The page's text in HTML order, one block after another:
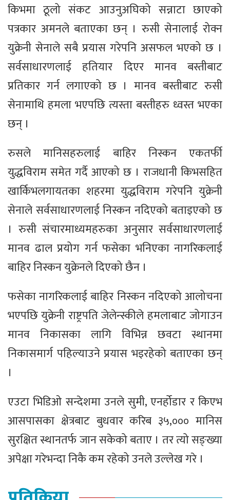
किभमा ठूलो संकट आउनुअघिको सन्नाटा छाएको
पत्रकार अमनले बताएका छन् । रुसी सेनालाई रोक्न
युक्रेनी सेनाले सबै प्रयास गरेपनि असफल भएको छ ।
सर्वसाधारणलाई हतियार दिएर मानव बस्तीबाट
प्रतिकार गर्न लगाएको छ । मानव बस्तीबाट रुसी
सेनामाथि हमला भएपछि त्यस्ता बस्तीहरु ध्वस्त भएका
छन् ।
रुसले मानिसहरुलाई बाहिर निस्कन एकतर्फी
युद्धविराम समेत गर्दै आएको छ । राजधानी किभसहित
खार्किभलगायतका शहरमा युद्धविराम गरेपनि युक्रेनी
सेनाले सर्वसाधारणलाई निस्कन नदिएको बताइएको छ
। रुसी संचारमाध्यमहरुका अनुसार सर्वसाधारणलाई
मानव ढाल प्रयोग गर्न फसेका भनिएका नागरिकलाई
बाहिर निस्कन युक्रेनले दिएको छैन ।
फसेका नागरिकलाई बाहिर निस्कन नदिएको आलोचना
भएपछि युक्रेनी राष्ट्रपति जेलेन्स्कीले हमलाबाट जोगाउन
मानव निकासका लागि विभिन्न छवटा स्थानमा
निकासमार्ग पहिल्याउने प्रयास भइरहेको बताएका छन्
।
एउटा भिडिओ सन्देशमा उनले सुमी, एनर्होडार र किएभ
आसपासका क्षेत्रबाट बुधवार करिब ३५,००० मानिस
सुरक्षित स्थानतर्फ जान सकेको बताए । तर त्यो सङ्ख्या
अपेक्षा गरेभन्दा निकै कम रहेको उनले उल्लेख गरे ।